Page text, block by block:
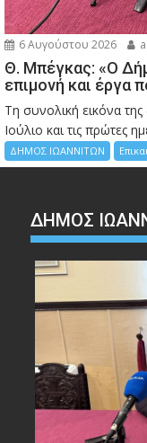
6 Αυγούστου 2026
Θ. Μπέγκας: «Ο
επιμονή και έργα
Τη συνολική εικόνα
Ιούλιο και τις πρώτες
ΔΗΜΟΣ ΙΩΑΝΝΙΤΩΝ
ΔΗΜΟΣ